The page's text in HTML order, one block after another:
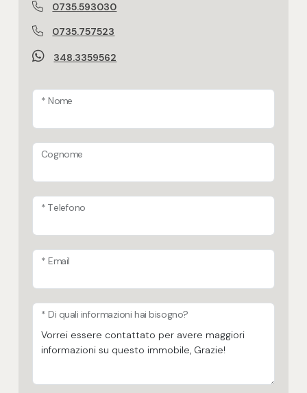
0735.593030
0735.757523
348.3359562
* Nome
Cognome
* Telefono
* Email
* Di quali informazioni hai bisogno?